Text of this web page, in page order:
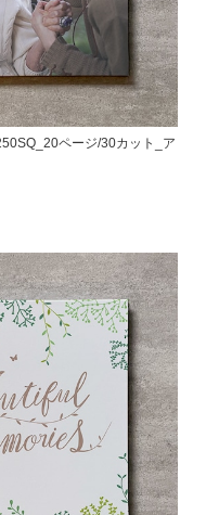
ページ/30カット_ア